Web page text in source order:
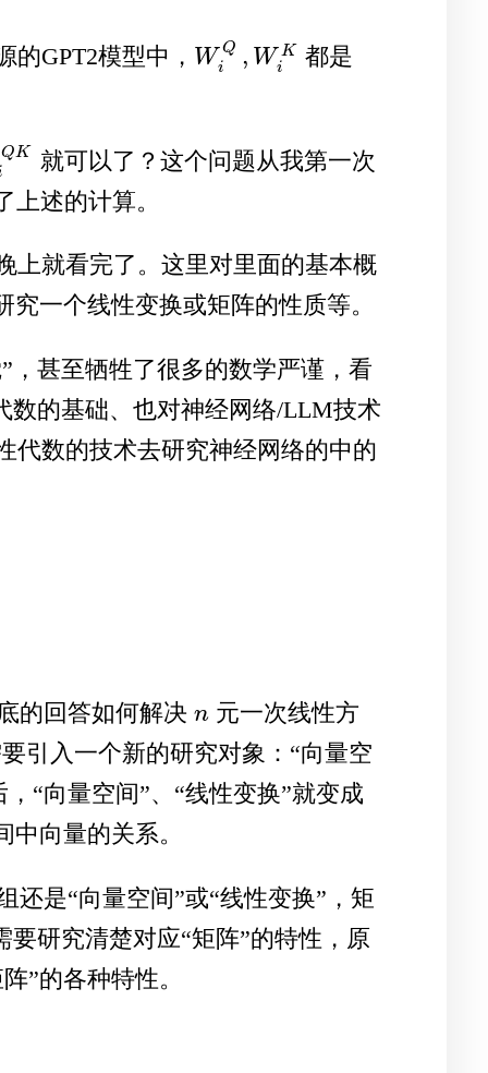
GPT2模型中， W Q
i
, W K
i
WiQ ,WiK 都是
QK
QK 就可以了？这个问题从我第一次
述的计算。
上就看完了。这里对里面的基本概
一个线性变换或矩阵的性质等。
，甚至牺牲了很多的数学严谨，看
数的基础、也对神经网络/LLM技术
代数的技术去研究神经网络的中的
的回答如何解决n
n 元一次线性方
引入一个新的研究对象：“向量空
“向量空间”、“线性变换”就变成
向量的关系。
还是“向量空间”或“线性变换”，矩
研究清楚对应“矩阵”的特性，原
”的各种特性。